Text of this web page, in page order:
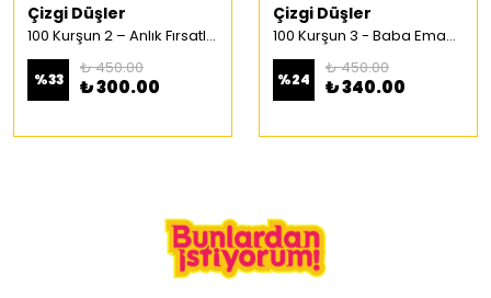
Çizgi Düşler
100 Kurşun 2 – Anlık Fırsatlar Türkçe Çizgi Roman
%33
₺ 450.00
₺ 300.00
Çizgi Düşler
100 Kurşun 3 - Baba Emaneti Türkçe Çizgi Roman
%24
₺ 450.00
₺ 340.00